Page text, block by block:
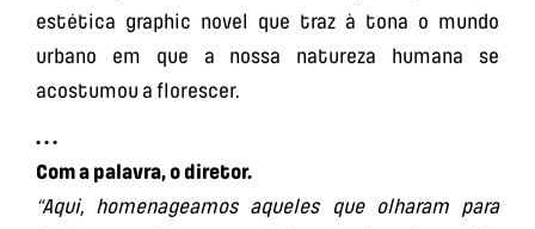
estética graphic novel que traz à tona o mundo
urbano em que a nossa natureza humana se
acostumou a florescer.
. . .
Com a palavra, o diretor.
“Aqui, homenageamos aqueles que olharam para